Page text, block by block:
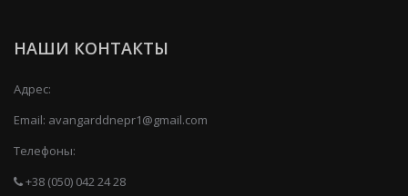
НАШИ КОНТАКТЫ
Адрес:
Email: avangarddnepr1@gmail.com
Телефоны:
+38 (050) 042 24 28